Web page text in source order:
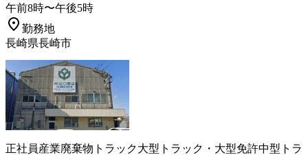
午前8時〜午後5時
勤務地
長崎県長崎市
正社員産業廃棄物 トラック大型トラック・大型免許中型トラ